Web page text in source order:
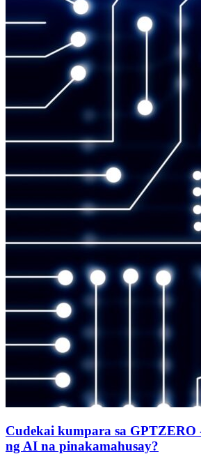
Cudekai kumpara sa GPTZERO
ng AI na pinakamahusay?